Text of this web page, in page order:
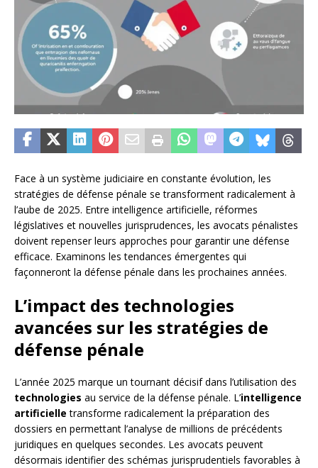
Face à un système judiciaire en constante évolution, les
stratégies de défense pénale se transforment radicalement à
l’aube de 2025. Entre intelligence artificielle, réformes
législatives et nouvelles jurisprudences, les avocats pénalistes
doivent repenser leurs approches pour garantir une défense
efficace. Examinons les tendances émergentes qui
façonneront la défense pénale dans les prochaines années.
L’impact des technologies
avancées sur les stratégies de
défense pénale
L’année 2025 marque un tournant décisif dans l’utilisation des
technologies au service de la défense pénale. L’intelligence
artificielle transforme radicalement la préparation des
dossiers en permettant l’analyse de millions de précédents
juridiques en quelques secondes. Les avocats peuvent
désormais identifier des schémas jurisprudentiels favorables à